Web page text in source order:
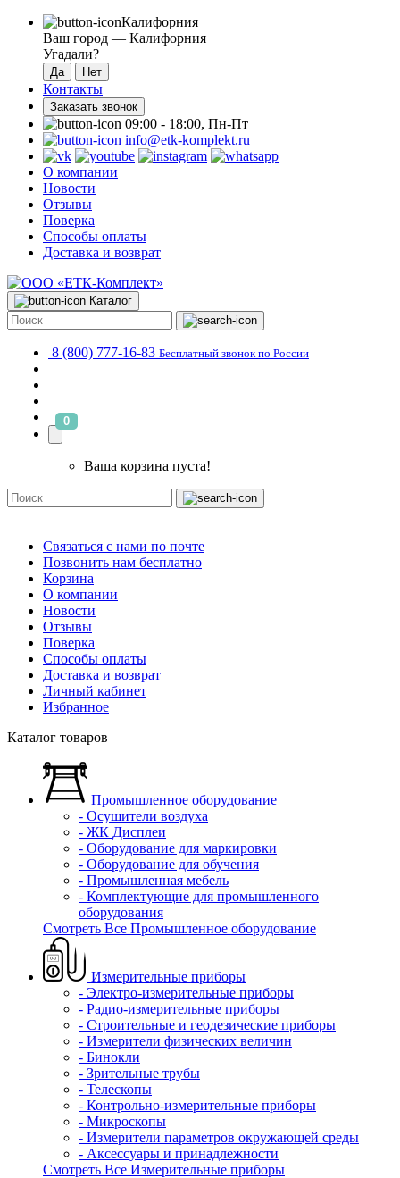
Калифорния
Ваш город — Калифорния
Угадали?
Контакты
Заказать звонок
09:00 - 18:00, Пн-Пт
info@etk-komplekt.ru
О компании
Новости
Отзывы
Поверка
Способы оплаты
Доставка и возврат
Каталог
8 (800) 777-16-83 Бесплатный звонок по России
0
Ваша корзина пуста!
Связаться с нами по почте
Позвонить нам бесплатно
Корзина
О компании
Новости
Отзывы
Поверка
Способы оплаты
Доставка и возврат
Личный кабинет
Избранное
Каталог товаров
Промышленное оборудование
- Осушители воздуха
- ЖК Дисплеи
- Оборудование для маркировки
- Оборудование для обучения
- Промышленная мебель
- Комплектующие для промышленного
оборудования
Смотреть Все Промышленное оборудование
Измерительные приборы
- Электро-измерительные приборы
- Радио-измерительные приборы
- Строительные и геодезические приборы
- Измерители физических величин
- Бинокли
- Зрительные трубы
- Телескопы
- Контрольно-измерительные приборы
- Микроскопы
- Измерители параметров окружающей среды
- Аксессуары и принадлежности
Смотреть Все Измерительные приборы